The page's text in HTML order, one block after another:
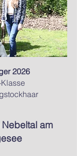
2026
am